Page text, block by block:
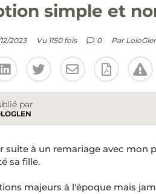
simple et
2023 Vu 1150 fois 0 Par
par
suite à un remariage avec
sa fille.
majeurs à l'époque mais